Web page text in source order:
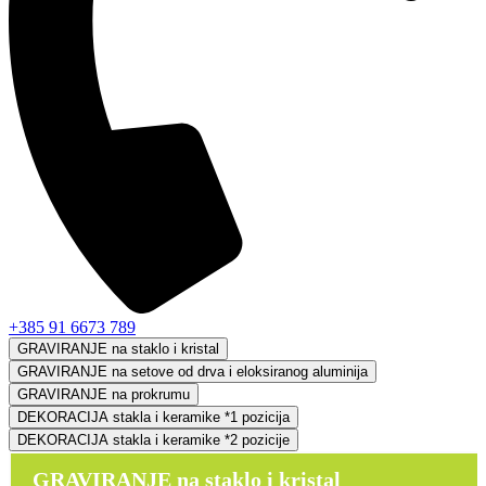
+385 91 6673 789
GRAVIRANJE na staklo i kristal
GRAVIRANJE na setove od drva i eloksiranog aluminija
GRAVIRANJE na prokrumu
DEKORACIJA stakla i keramike *1 pozicija
DEKORACIJA stakla i keramike *2 pozicije
GRAVIRANJE na staklo i kristal